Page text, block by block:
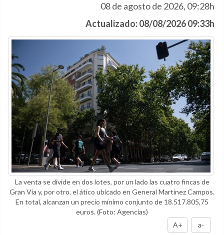
08 de agosto de 2026, 09:28h
Actualizado: 08/08/2026 09:33h
La venta se divide en dos lotes, por un lado las cuatro fincas de
Gran Vía y, por otro, el ático ubicado en General Martínez Campos.
En total, alcanzan un precio mínimo conjunto de 18.517.805,75
euros.(Foto: Agencias)
A+
a-